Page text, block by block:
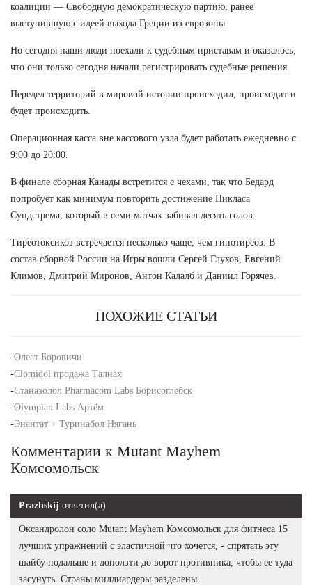
коалиции — Свободную демократическую партию, ранее
выступившую с идеей выхода Греции из еврозоны.
Но сегодня наши люди поехали к судебным приставам и оказалось,
что они только сегодня начали регистрировать судебные решения.
Передел территорий в мировой истории происходил, происходит и
будет происходить.
Операционная касса вне кассового узла будет работать ежедневно с
9:00 до 20:00.
В финале сборная Канады встретится с чехами, так что Бедард
попробует как минимум повторить достижение Никласа
Сундстрема, который в семи матчах забивал десять голов.
Тиреотоксикоз встречается несколько чаще, чем гипотиреоз. В
состав сборной России на Игры вошли Сергей Глухов, Евгений
Климов, Дмитрий Миронов, Антон Калалб и Даниил Горячев.
ПОХОЖИЕ СТАТЬИ
-Олеат Боровичи
-Clomidol продажа Талнах
-Станазолол Pharmacom Labs Борисоглебск
-Olympian Labs Артём
-Энантат + Туринабол Нягань
Комментарии к Mutant Mayhem
Комсомольск
Prazhskij ответил(а)
Оксандролон соло Mutant Mayhem Комсомольск для фитнеса 15
лучших упражнений с эластичной что хочется, - спрятать эту
шайбу подальше и доползти до ворот противника, чтобы ее туда
засунуть. Страны миллиардеры разделены.